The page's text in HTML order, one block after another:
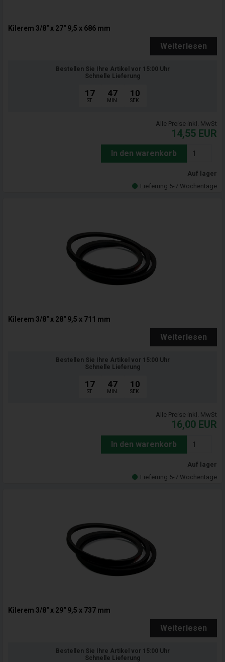
Kilerem 3/8" x 27" 9,5 x 686 mm
Weiterlesen
Bestellen Sie Ihre Artikel vor 15:00 Uhr
Schnelle Lieferung
17
ST.
47
MIN.
09
SEK.
Alle Preise inkl. MwSt
14,55 EUR
In den warenkorb
Auf lager
Lieferung 5-7 Wochentage
Kilerem 3/8" x 28" 9,5 x 711 mm
Weiterlesen
Bestellen Sie Ihre Artikel vor 15:00 Uhr
Schnelle Lieferung
17
ST.
47
MIN.
09
SEK.
Alle Preise inkl. MwSt
16,00 EUR
In den warenkorb
Auf lager
Lieferung 5-7 Wochentage
Kilerem 3/8" x 29" 9,5 x 737 mm
Weiterlesen
Bestellen Sie Ihre Artikel vor 15:00 Uhr
Schnelle Lieferung